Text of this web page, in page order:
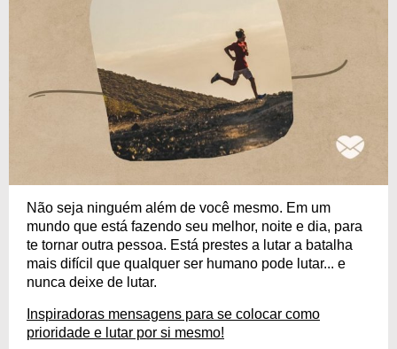
Não seja ninguém além de você mesmo. Em um
mundo que está fazendo seu melhor, noite e dia, para
te tornar outra pessoa. Está prestes a lutar a batalha
mais difícil que qualquer ser humano pode lutar... e
nunca deixe de lutar.
Inspiradoras mensagens para se colocar como
prioridade e lutar por si mesmo!